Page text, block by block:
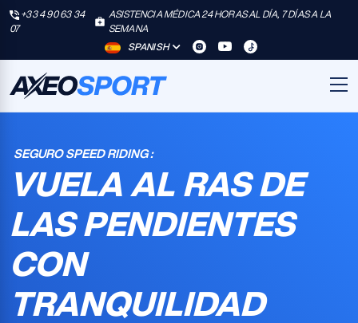
+33 4 90 63 34
07
ASISTENCIA MÉDICA 24 HORAS AL DÍA, 7 DÍAS A LA
SEMANA
SPANISH
SEGURO SPEED RIDING :
VUELA AL RAS DE
LAS PENDIENTES
CON
TRANQUILIDAD